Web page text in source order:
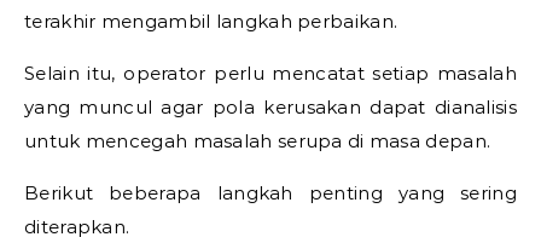
terakhir mengambil langkah perbaikan.
Selain itu, operator perlu mencatat setiap masalah
yang muncul agar pola kerusakan dapat dianalisis
untuk mencegah masalah serupa di masa depan.
Berikut beberapa langkah penting yang sering
diterapkan.